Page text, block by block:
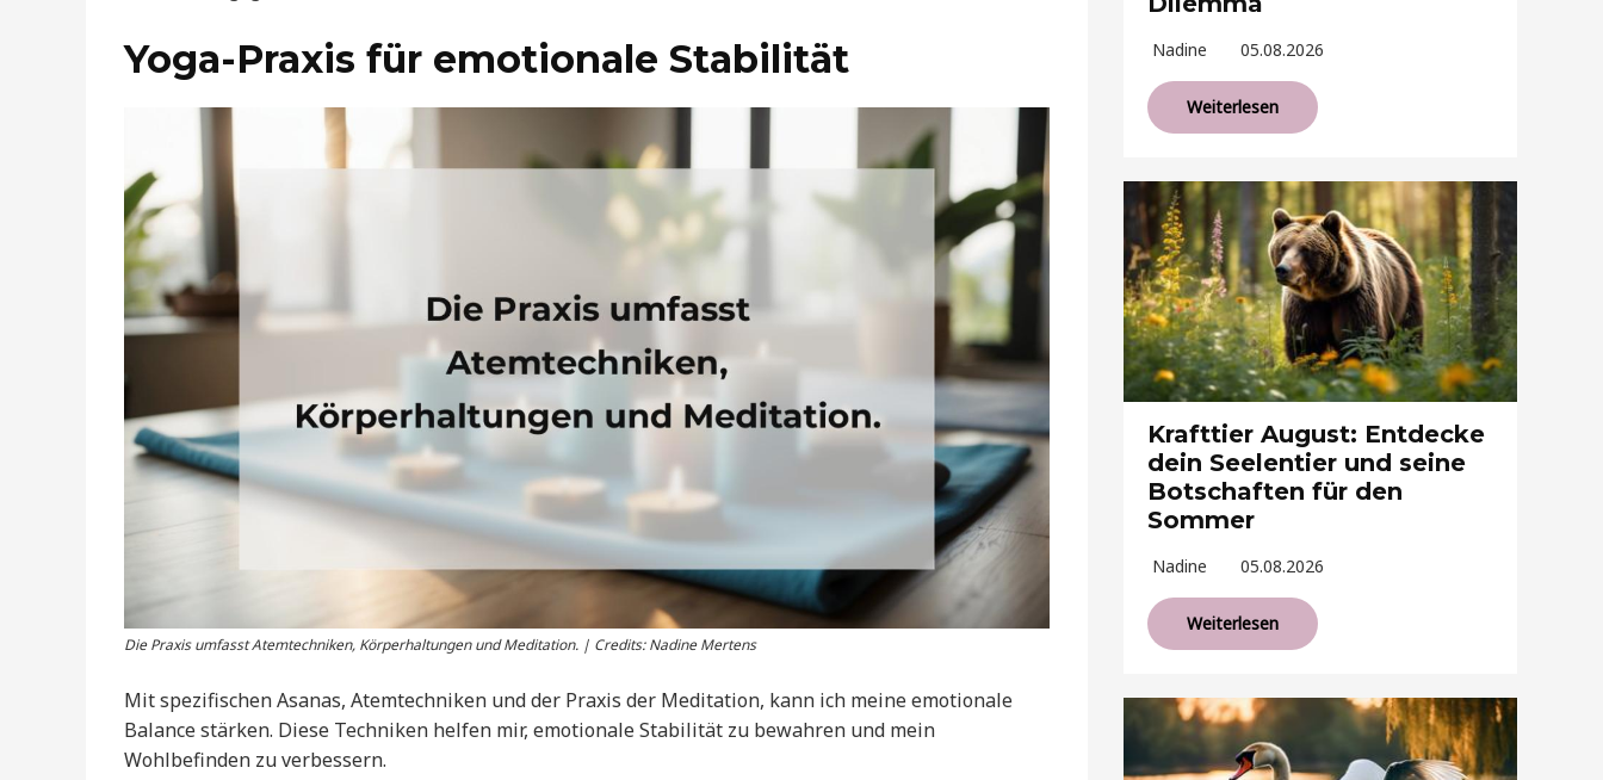
Yoga-Praxis für emotionale Stabilität
Die Praxis umfasst Atemtechniken, Körperhaltungen und Meditation. | Credits: Nadine Mertens
Mit spezifischen Asanas, Atemtechniken und der Praxis der Meditation, kann ich meine emotionale
Balance stärken. Diese Techniken helfen mir, emotionale Stabilität zu bewahren und mein
Wohlbefinden zu verbessern.
Nadine 05.08.2026
Weiterlesen
Krafttier August: Entdecke
dein Seelentier und seine
Botschaften für den
Sommer
Nadine 05.08.2026
Weiterlesen